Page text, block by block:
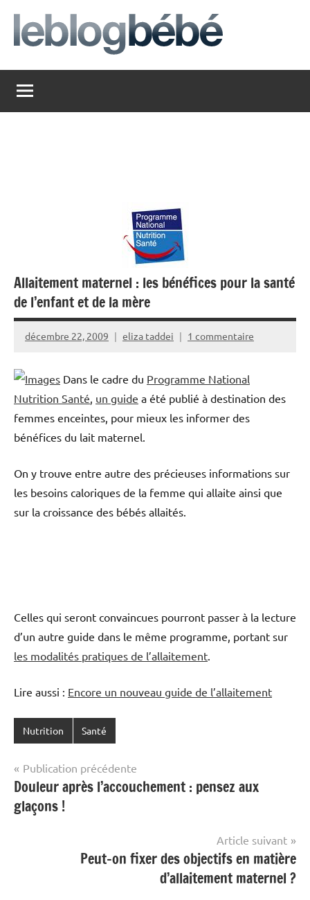
contenu
leblogbebe
The
Social
Allaitement maternel : les bénéfices pour la santé
de l’enfant et de la mère
décembre 22, 2009 eliza taddei 1 commentaire
Dans le cadre du Programme National
Nutrition Santé un guide a été publié à destination des
femmes enceintes, pour mieux les informer des
bénéfices du lait maternel.
On y trouve entre autre des précieuses informations sur
les besoins caloriques de la femme qui allaite ainsi que
sur la croissance des bébés allaités.
Celles qui seront convaincues pourront passer à la lecture
d’un autre guide dans le même programme, portant sur
les modalités pratiques de l’allaitement
Lire aussi : Encore un nouveau guide de l’allaitement
Nutrition Santé
Navigation
de
l’article
Publication précédente
Douleur après l’accouchement : pensez aux
glaçons !
Article suivant
Peut-on fixer des objectifs en matière
d’allaitement maternel ?